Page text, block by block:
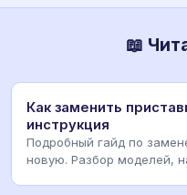
📖
Как заменить
инструкция
Подробный гайд по
новую. Разбор моделей,